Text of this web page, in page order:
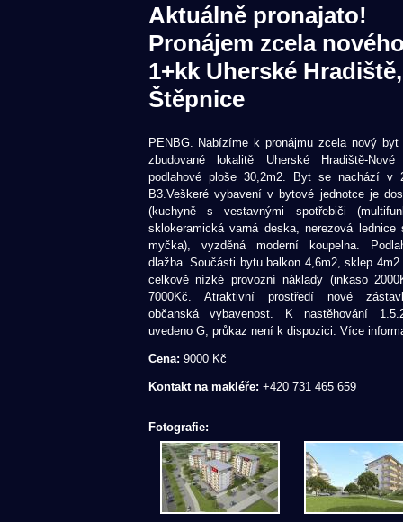
Aktuálně pronajato!
Pronájem zcela
1+kk Uherské
Štěpnice
PENBG. Nabízíme k pronájmu zcela nový
zbudované lokalitě Uherské Hradiště-
podlahové ploše 30,2m2. Byt se nachází v
B3.Veškeré vybavení v bytové jednotce je
(kuchyně s vestavnými spotřebiči
sklokeramická varná deska, nerezová lednice
myčka), vyzděná moderní koupelna.
dlažba. Součásti bytu balkon 4,6m2, sklep
celkově nízké provozní náklady (inkaso
7000Kč. Atraktivní prostředí nové
občanská vybavenost. K nastěhování
uvedeno G, průkaz není k dispozici. Více
Cena: 9000 Kč
Kontakt na makléře: +420 731 465 659
Fotografie: